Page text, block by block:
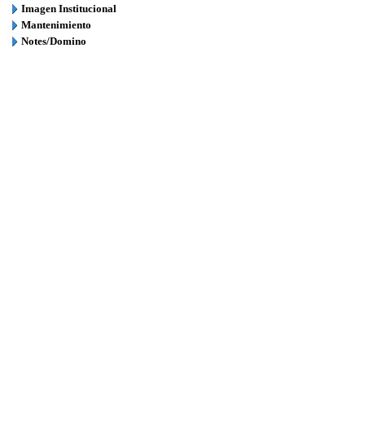
Imagen Institucional
Mantenimiento
Notes/Domino